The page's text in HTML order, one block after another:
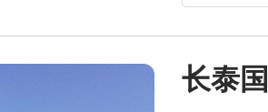
长泰